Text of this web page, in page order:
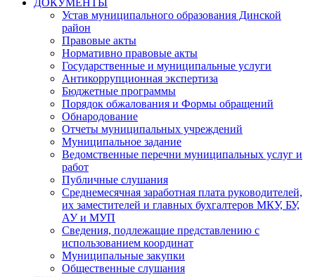
ДОКУМЕНТЫ
Устав муниципального образования Динской
район
Правовые акты
Нормативно правовые акты
Государственные и муниципальные услуги
Антикоррупционная экспертиза
Бюджетные программы
Порядок обжалования и Формы обращений
Обнародование
Отчеты муниципальных учреждений
Муниципальное задание
Ведомственные перечни муниципальных услуг и
работ
Публичные слушания
Среднемесячная заработная плата руководителей,
их заместителей и главных бухгалтеров МКУ, БУ,
АУ и МУП
Сведения, подлежащие представлению с
использованием координат
Муниципальные закупки
Общественные слушания